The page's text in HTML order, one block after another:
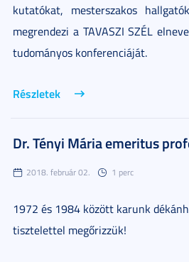
kutatókat, mesterszakos
megrendezi a TAVASZI SZÉL
tudományos konferenciáját.
Részletek
Dr. Tényi Mária emeritus
2018. február 02. 1 perc
1972 és 1984 között karunk
tisztelettel megőrizzük!